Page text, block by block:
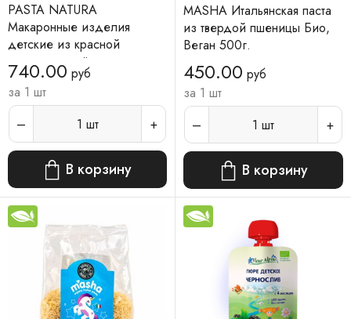
PASTA NATURA
Макаронные изделия
детские из красной
чечевицы и зёленого
горошка ФЕРМА ЧУДЕС
250 г
740.00 руб
за 1 шт
1 шт
В корзину
MASHA Итальянская паста
из твердой пшеницы Био,
Веган 500г.
450.00 руб
за 1 шт
1 шт
В корзину